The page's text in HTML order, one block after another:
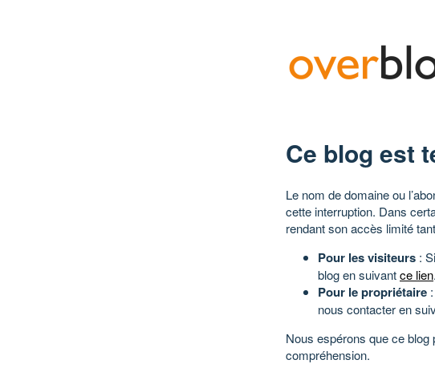
Ce blog est
Le nom de domaine ou
cette interruption. Dans
rendant son accès limité
Pour les visiteurs :
blog en suivantce lien.
Pour le propriétaire
nous contacter en
Nous espérons que ce
compréhension.